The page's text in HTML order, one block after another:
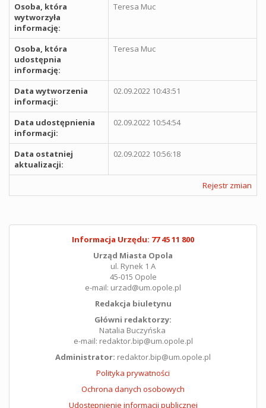
Osoba, która
wytworzyła
informację:
Teresa Muc
Osoba, która
udostępnia
informację:
Teresa Muc
Data wytworzenia
informacji:
02.09.2022 10:43:51
Data udostępnienia
informacji:
02.09.2022 10:54:54
Data ostatniej
aktualizacji:
02.09.2022 10:56:18
Rejestr zmian
Informacja Urzędu: 77 45 11 800
Urząd Miasta Opola
ul. Rynek 1 A
45-015 Opole
e-mail: urzad@um.opole.pl
Redakcja biuletynu
Główni redaktorzy:
Natalia Buczyńska
e-mail: redaktor.bip@um.opole.pl
Administrator: redaktor.bip@um.opole.pl
Polityka prywatności
Ochrona danych osobowych
Udostępnienie informacji publicznej